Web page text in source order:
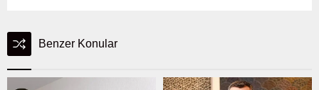
Benzer Konular